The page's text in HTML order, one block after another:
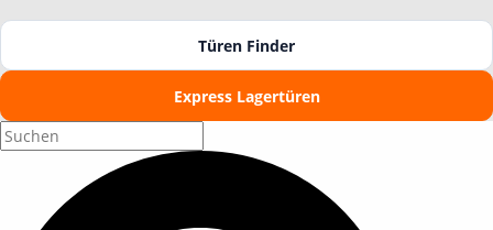
Türen Finder
Express Lagertüren